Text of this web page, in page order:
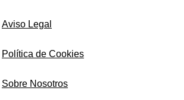
Aviso Legal
Política de Cookies
Sobre Nosotros